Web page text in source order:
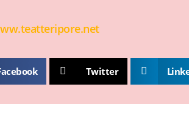
Twitter